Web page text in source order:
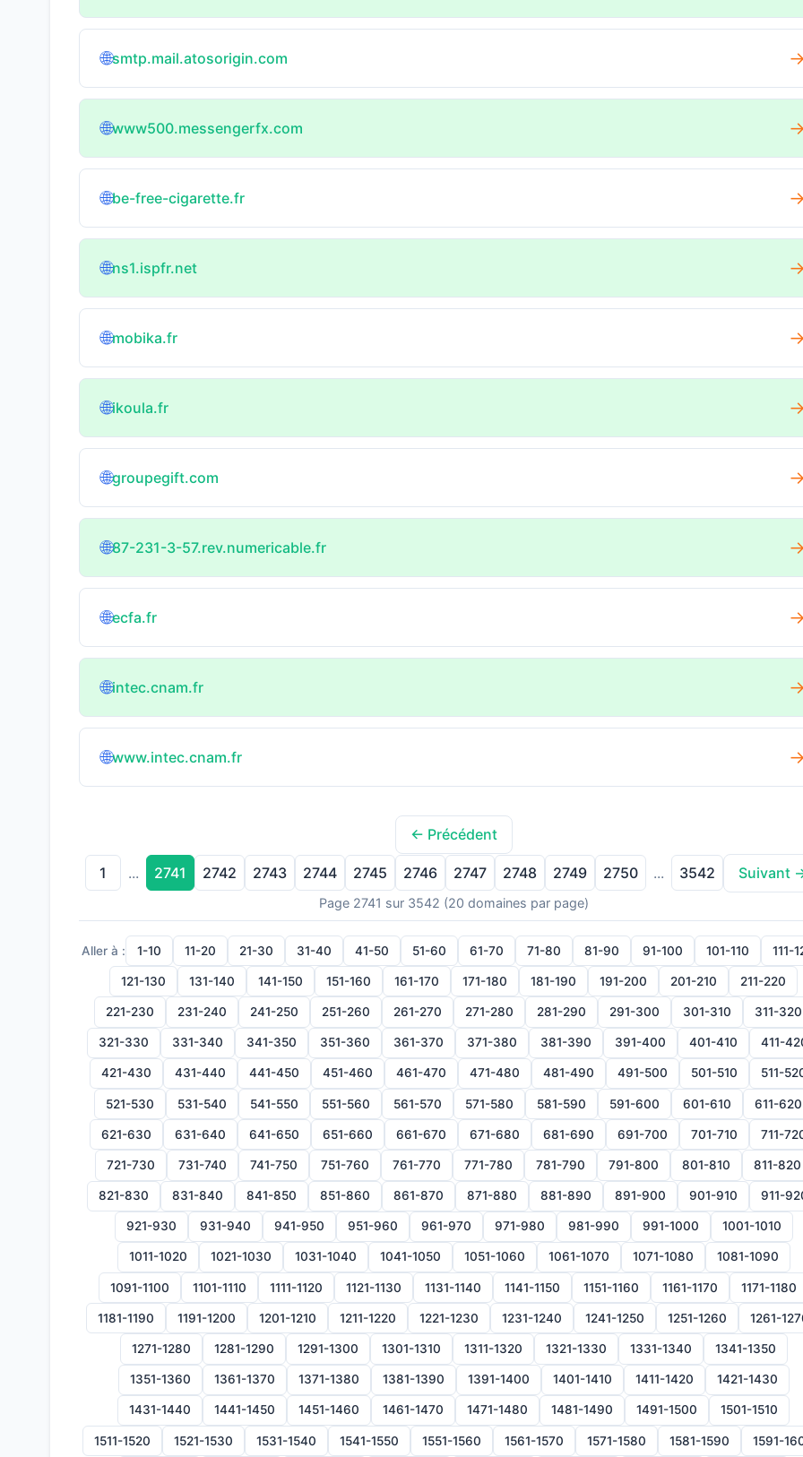
🌐smtp.mail.atosorigin.com →
🌐www500.messengerfx.com →
🌐be-free-cigarette.fr →
🌐ns1.ispfr.net →
🌐mobika.fr →
🌐ikoula.fr →
🌐groupegift.com →
🌐87-231-3-57.rev.numericable.fr →
🌐ecfa.fr →
🌐intec.cnam.fr →
🌐www.intec.cnam.fr →
← Précédent
1 ... 2741 2742 2743 2744 2745 2746 2747 2748 2749 2750 ... 3542 Suivant
Page 2741 sur 3542 (20 domaines par page)
Aller à : 1-10 11-20 21-30 31-40 41-50 51-60 61-70 71-80 81-90 91-100 101-110 111-
121-130 131-140 141-150 151-160 161-170 171-180 181-190 191-200 201-210 211-220
221-230 231-240 241-250 251-260 261-270 271-280 281-290 291-300 301-310 311-320
321-330 331-340 341-350 351-360 361-370 371-380 381-390 391-400 401-410 411-
421-430 431-440 441-450 451-460 461-470 471-480 481-490 491-500 501-510 511-
521-530 531-540 541-550 551-560 561-570 571-580 581-590 591-600 601-610 611-620
621-630 631-640 641-650 651-660 661-670 671-680 681-690 691-700 701-710 711-
721-730 731-740 741-750 751-760 761-770 771-780 781-790 791-800 801-810 811-820
821-830 831-840 841-850 851-860 861-870 871-880 881-890 891-900 901-910 911-
921-930 931-940 941-950 951-960 961-970 971-980 981-990 991-1000 1001-1010
1011-1020 1021-1030 1031-1040 1041-1050 1051-1060 1061-1070 1071-1080 1081-1090
1091-1100 1101-1110 1111-1120 1121-1130 1131-1140 1141-1150 1151-1160 1161-1170 1171-1180
1181-1190 1191-1200 1201-1210 1211-1220 1221-1230 1231-1240 1241-1250 1251-1260 1261-
1271-1280 1281-1290 1291-1300 1301-1310 1311-1320 1321-1330 1331-1340 1341-1350
1351-1360 1361-1370 1371-1380 1381-1390 1391-1400 1401-1410 1411-1420 1421-1430
1431-1440 1441-1450 1451-1460 1461-1470 1471-1480 1481-1490 1491-1500 1501-1510
1511-1520 1521-1530 1531-1540 1541-1550 1551-1560 1561-1570 1571-1580 1581-1590 1591-